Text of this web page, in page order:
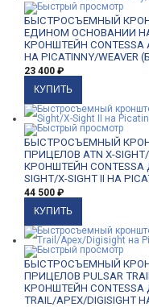
БЫСТРОСЪЕМНЫЙ
ЕДИНОМ ОСНОВАНИИ НА
КРОНШТЕЙН
НА PICATINNY/WEAVER
23 400 ₽
БЫСТРОСЪЕМНЫЙ
ПРИЦЕЛОВ ATN X-SIGHT/
КРОНШТЕЙН
SIGHT/X-SIGHT II НА
44 500 ₽
БЫСТРОСЪЕМНЫЙ
ПРИЦЕЛОВ PULSAR
КРОНШТЕЙН
TRAIL/APEX/DIGISIGHT